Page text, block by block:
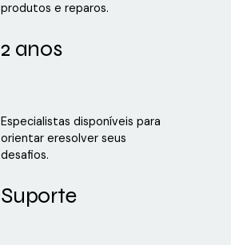
produtos e reparos.
2 anos
Especialistas disponíveis para
orientar eresolver seus
desafios.
Suporte